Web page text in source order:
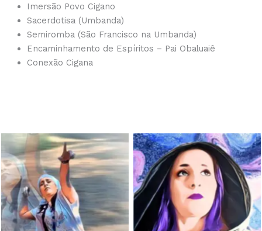
Imersão Povo Cigano
Sacerdotisa (Umbanda)
Semiromba (São Francisco na Umbanda)
Encaminhamento de Espíritos – Pai Obaluaiê
Conexão Cigana